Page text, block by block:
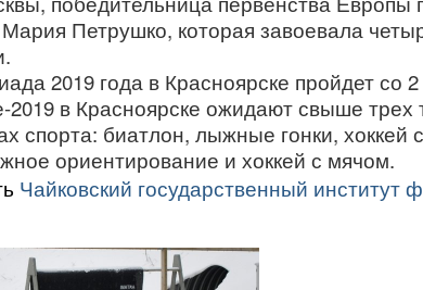
Петрушко, которая завоевала
2019 года в Красноярске пройдет со
в Красноярске ожидают свыше
спорта: биатлон, лыжные гонки,
ориентирование и хоккей с мячом.
Чайковский государственный институт